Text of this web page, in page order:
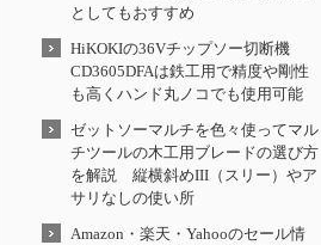
としてもおすすめ
HiKOKIの36Vチップソー切断機
CD3605DFAは鉄工用で精度や剛性
も高くハンド丸ノコでも使用可能
ゼットソーマルチを色々使ってマル
チツールの木工用ブレードの選び方
を解説 縦横斜めIII（スリー）やア
サリなしの使い所
Amazon・楽天・Yahooのセール情